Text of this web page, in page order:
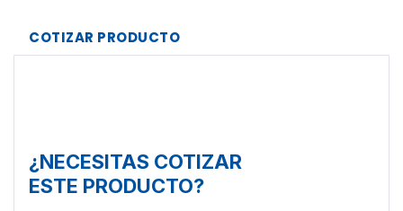
COTIZAR PRODUCTO
¿NECESITAS COTIZAR
ESTE PRODUCTO?